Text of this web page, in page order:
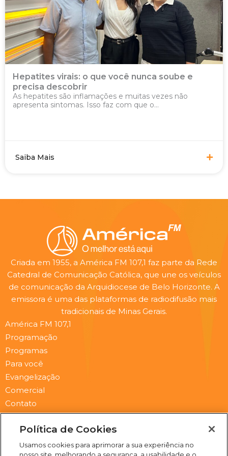
Hepatites virais: o que você nunca soube e
precisa descobrir
As hepatites são inflamações e muitas vezes não
apresenta sintomas. Isso faz com que o...
Saiba Mais
Criada em 1955, a América FM 107,1 faz parte da Rede
Catedral de Comunicação Católica, que une os veículos
de comunicação da Arquidiocese de Belo Horizonte. A
emissora é uma das plataformas de radiodifusão mais
tradicionais de Minas Gerais.
América FM 107,1
Programação
Programas
Para você
Evangelização
Comercial
Contato
Newsletter
Email Submit
Política de Cookies
Usamos cookies para aprimorar a sua experiência no